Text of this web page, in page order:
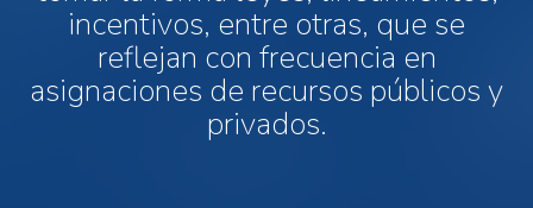
incentivos, entre otras, que se
reflejan con frecuencia en
asignaciones de recursos públicos y
privados.